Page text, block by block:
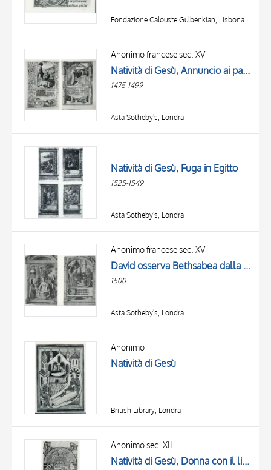
Fondazione Calouste Gulbenkian, Lisbona
Anonimo francese sec. XV
Natività di Gesù, Annuncio ai pastori, Cornice con motivi decorativi fitomorfi, Iniziale decorata, Visione della Sibilla Tiburtina e dell'imperatore Augusto
1475-1499
Asta Sotheby's, Londra
Natività di Gesù, Fuga in Egitto
1525-1549
Asta Sotheby's, Londra
Anonimo francese sec. XV
David osserva Bethsabea dalla terrazza del palazzo, Natività di Gesù, Finta cornice architettonica con motivi decorativi, Iniziale D, Iniziale decorata
1500
Asta Sotheby's, Londra
Anonimo
Natività di Gesù
British Library, Londra
Anonimo sec. XII
Natività di Gesù, Donna con il liocorno, Finte architetture